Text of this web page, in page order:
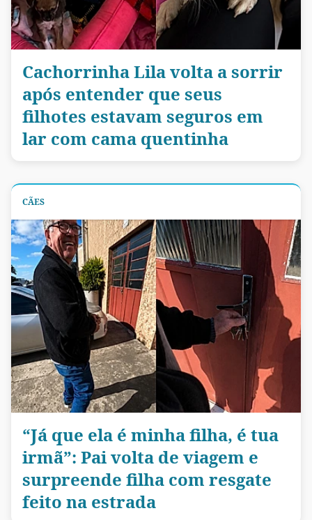
Cachorrinha Lila volta a sorrir
após entender que seus
filhotes estavam seguros em
lar com cama quentinha
CÃES
“Já que ela é minha filha, é tua
irmã”: Pai volta de viagem e
surpreende filha com resgate
feito na estrada